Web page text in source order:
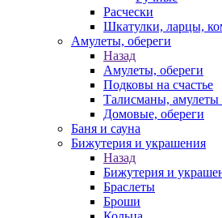
Расчески
Шкатулки, ларцы,
Амулеты, обереги
Назад
Амулеты, обереги
Подковы на счастье
Талисманы, амулеты
Домовые, обереги
Баня и сауна
Бижутерия и украшения
Назад
Бижутерия и
Браслеты
Броши